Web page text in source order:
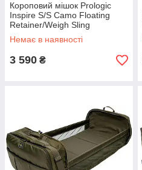
Короповий мішок Prologic
Inspire S/S Camo Floating
Retainer/Weigh Sling
120x55cm
Немає в наявності
3 590 ₴